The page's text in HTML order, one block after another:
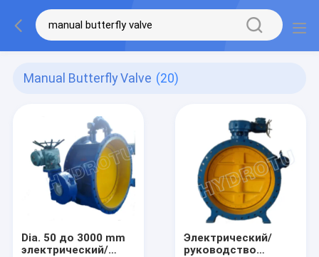
Manual Butterfly Valve (20)
Dia. 50 до 3000 mm
электрический/
Электрический/
руководство